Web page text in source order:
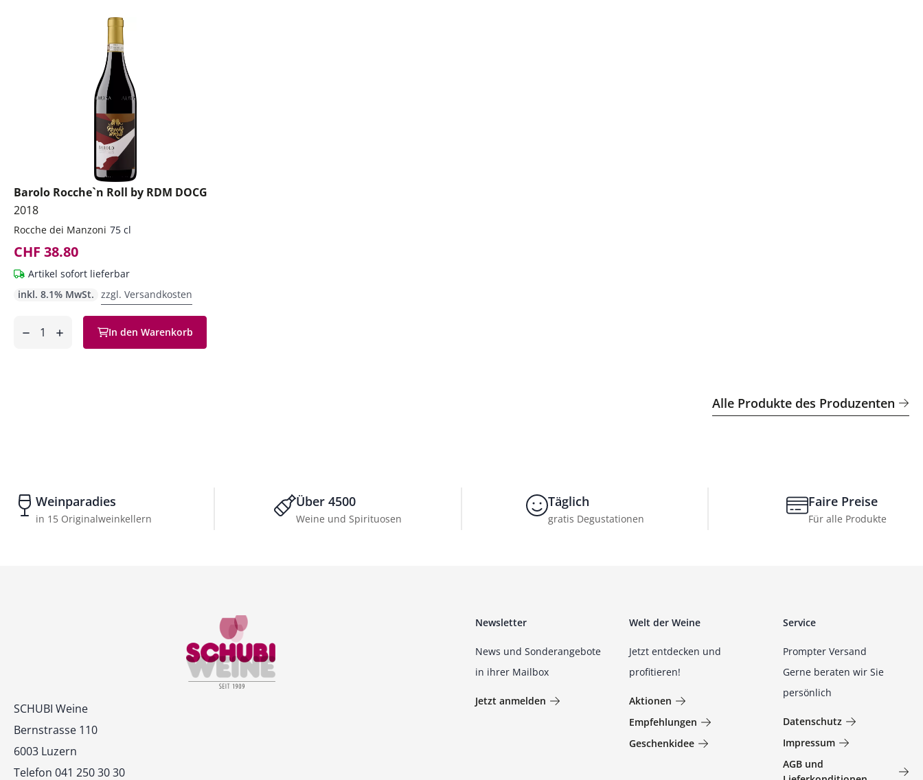
Barolo Rocche`n Roll by RDM DOCG
2018
Rocche dei Manzoni 75 cl
CHF 38.80
Artikel sofort lieferbar
inkl. 8.1% MwSt. zzgl. Versandkosten
In den Warenkorb
Alle Produkte des Produzenten
Weinparadies
in 15 Originalweinkellern
Über 4500
Weine und Spirituosen
Täglich
gratis Degustationen
Faire Preise
Für alle Produkte
Kontakt
SCHUBI Weine
Bernstrasse 110
6003 Luzern
Telefon 041 250 30 30
Newsletter
News und Sonderangebote
in ihrer Mailbox
Jetzt anmelden
Welt der Weine
Jetzt entdecken und
profitieren!
Aktionen
Empfehlungen
Geschenkidee
Service
Prompter Versand
Gerne beraten wir Sie
persönlich
Datenschutz
Impressum
AGB und